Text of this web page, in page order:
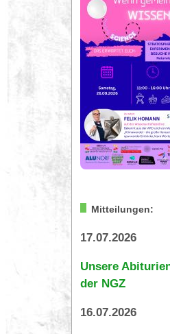
Mitteilungen:
17.07.2026
Unsere
der NGZ
16.07.2026